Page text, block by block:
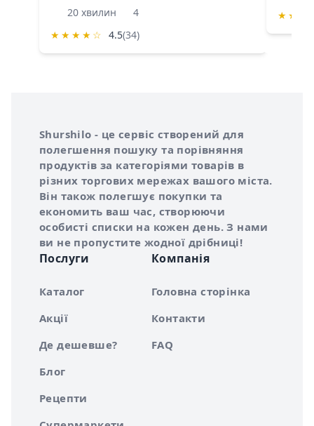
20 хвилин
4
★ ★ ★ ★ ☆ 4.5(34)
★ ★
Про сервіс Shurshilo
Shurshilo - це сервіс створений для
полегшення пошуку та порівняння
продуктів за категоріями товарів в
різних торгових мережах вашого міста.
Він також полегшує покупки та
економить ваш час, створюючи
особисті списки на кожен день. З нами
ви не пропустите жодної дрібниці!
Послуги
Каталог
Акції
Де дешевше?
Блог
Рецепти
Компанія
Головна сторінка
Контакти
FAQ